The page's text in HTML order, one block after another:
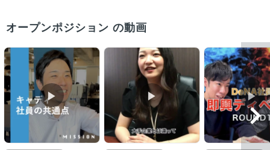
オープンポジション の動画
▶︎ ▶︎ ▶︎